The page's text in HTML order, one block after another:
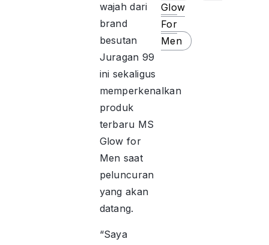
wajah dari
brand
besutan
Juragan 99
ini sekaligus
memperkenalkan
produk
terbaru MS
Glow for
Men saat
peluncuran
yang akan
datang.
“Saya
Glow
For
Men